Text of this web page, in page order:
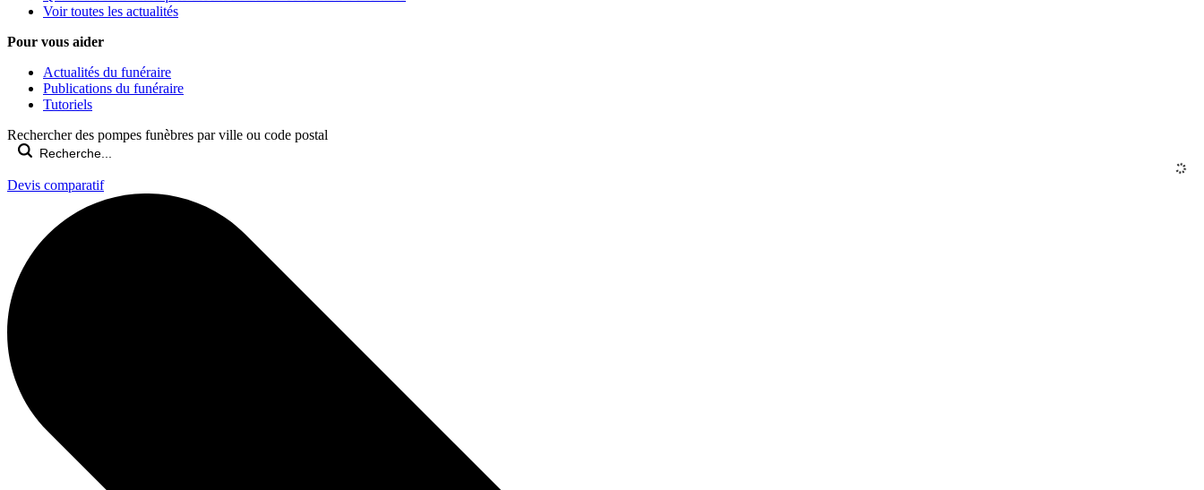
Voir toutes les actualités
Pour vous aider
Actualités du funéraire
Publications du funéraire
Tutoriels
Rechercher des pompes funèbres par ville ou code postal
Devis comparatif